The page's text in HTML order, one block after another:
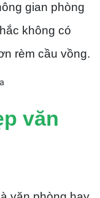
gian phòng
không có
rèm cầu vồng.
văn